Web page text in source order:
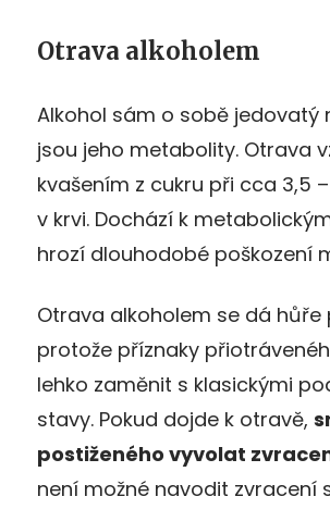
Otrava alkoholem
Alkohol sám o sobě jedovatý
jsou jeho metabolity. Otrava
kvašením z cukru při cca 3,5
v krvi. Dochází k
hrozí dlouhodobé poškození
Otrava alkoholem se dá hůře
protože příznaky
lehko zaměnit s klasickými
stavy. Pokud dojde k otravě,
postiženého vyvolat
není možné navodit zvracení